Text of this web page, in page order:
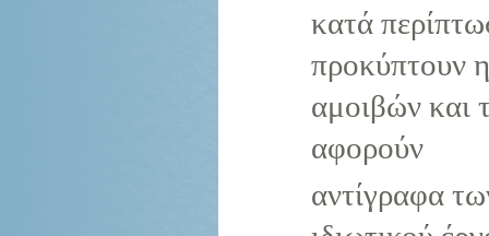
κατά
προκύπτουν
αμοιβών και
αφορούν
αντίγραφα